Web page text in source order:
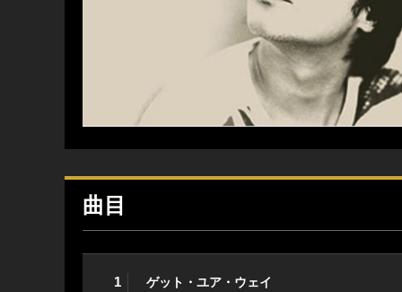
曲目
1 ゲット・ユア・ウェイ